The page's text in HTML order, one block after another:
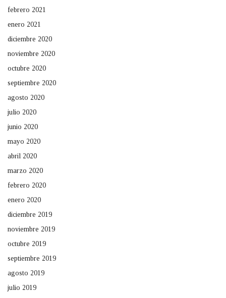
febrero 2021
enero 2021
diciembre 2020
noviembre 2020
octubre 2020
septiembre 2020
agosto 2020
julio 2020
junio 2020
mayo 2020
abril 2020
marzo 2020
febrero 2020
enero 2020
diciembre 2019
noviembre 2019
octubre 2019
septiembre 2019
agosto 2019
julio 2019